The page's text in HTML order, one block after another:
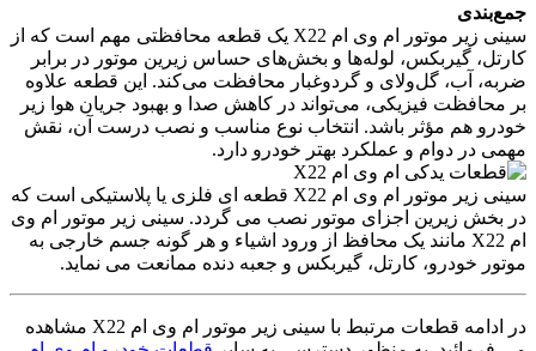
جمع‌بندی
سینی زیر موتور ام وی ام X22 یک قطعه محافظتی مهم است که از
کارتل، گیربکس، لوله‌ها و بخش‌های حساس زیرین موتور در برابر
ضربه، آب، گل‌ولای و گردوغبار محافظت می‌کند. این قطعه علاوه
بر محافظت فیزیکی، می‌تواند در کاهش صدا و بهبود جریان هوا زیر
خودرو هم مؤثر باشد. انتخاب نوع مناسب و نصب درست آن، نقش
مهمی در دوام و عملکرد بهتر خودرو دارد.
سینی زیر موتور ام وی ام X22 قطعه ای فلزی یا پلاستیکی است که
در بخش زیرین اجزای موتور نصب می گردد. سینی زیر موتور ام وی
ام X22 مانند یک محافظ از ورود اشیاء و هر گونه جسم خارجی به
موتور خودرو، کارتل، گیربکس و جعبه دنده ممانعت می نماید.
در ادامه قطعات مرتبط با سینی زیر موتور ام وی ام X22 مشاهده